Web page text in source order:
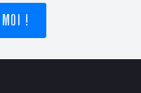
MOI !